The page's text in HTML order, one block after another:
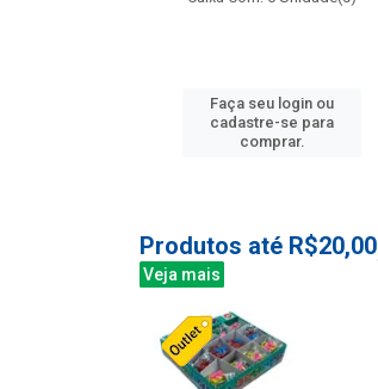
Faça seu login ou
cadastre-se para
comprar.
Produtos até R$20,00
Veja mais